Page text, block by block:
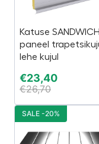
Katuse SANDWICH
paneel
lehe kujul
€23,40
€26,70
SALE -20%